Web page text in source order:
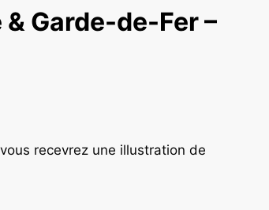
Garde-de-Fer –
recevrez une illustration de